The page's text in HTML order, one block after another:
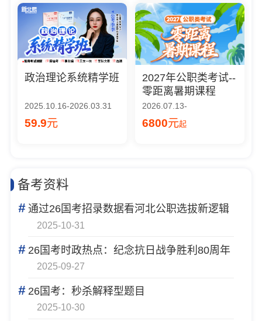
政治理论系统精学班
2025.10.16-2026.03.31
59.9元
2027年公职类考试--
零距离暑期课程
2026.07.13-
6800元起
备考资料
#通过26国考招录数据看河北公职选拔新逻辑
2025-10-31
#26国考时政热点：纪念抗日战争胜利80周年
2025-09-27
#26国考：秒杀解释型题目
2025-10-30